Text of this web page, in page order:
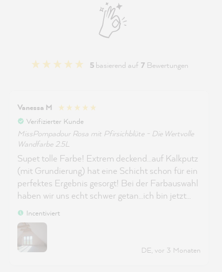
5basierend auf 7 Bewertungen
Vanessa M
Verifizierter Kunde
MissPompadour Rosa mit Pfirsichblüte - Die Wertvolle
Wandfarbe 2.5L
Supet tolle Farbe! Extrem deckend...auf Kalkputz
(mit Grundierung) hat eine Schicht schon für ein
perfektes Ergebnis gesorgt! Bei der Farbauswahl
haben wir uns echt schwer getan...ich bin jetzt
aber super glücklich über diesen etwas
besonderen Farbton! 🤗
Incentiviert
DE, vor 3 Monaten